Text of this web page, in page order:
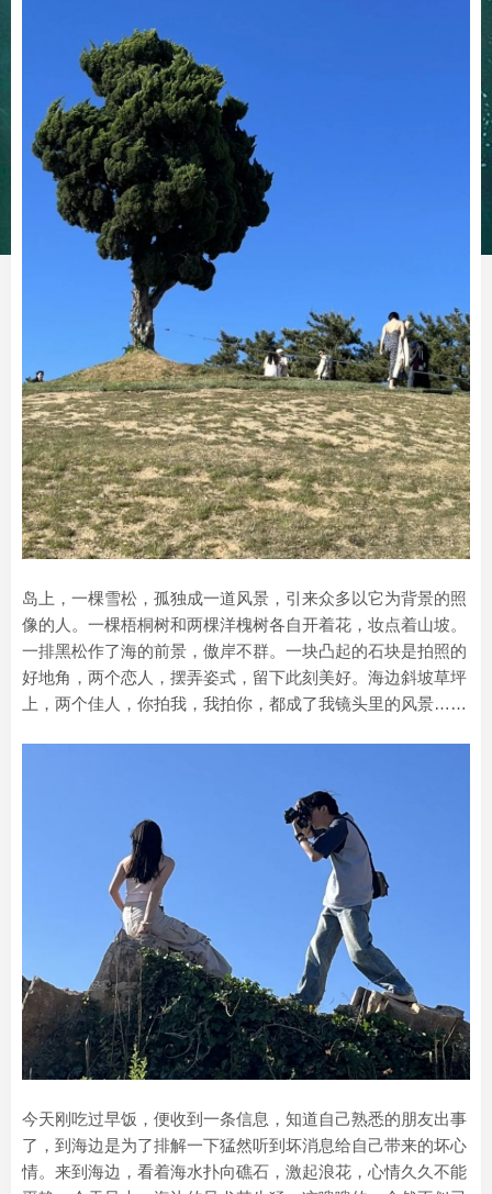
岛上，一棵雪松，孤独成一道风景，引来众多以它为背景的照
像的人。一棵梧桐树和两棵洋槐树各自开着花，妆点着山坡。
一排黑松作了海的前景，傲岸不群。一块凸起的石块是拍照的
好地角，两个恋人，摆弄姿式，留下此刻美好。海边斜坡草坪
上，两个佳人，你拍我，我拍你，都成了我镜头里的风景……
今天刚吃过早饭，便收到一条信息，知道自己熟悉的朋友出事
了，到海边是为了排解一下猛然听到坏消息给自己带来的坏心
情。来到海边，看着海水扑向礁石，激起浪花，心情久久不能